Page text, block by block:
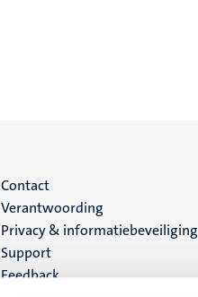
Menu
footer
(NL)
Contact
Verantwoording
Privacy & informatiebeveiliging
Support
Feedback